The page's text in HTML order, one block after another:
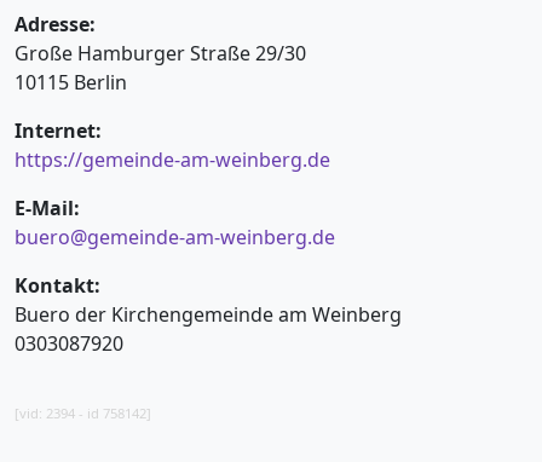
Adresse:
Große Hamburger Straße 29/30
10115 Berlin
Internet:
https://gemeinde-am-weinberg.de
E-Mail:
buero@gemeinde-am-weinberg.de
Kontakt:
Buero der Kirchengemeinde am Weinberg
0303087920
[vid: 2394 - id 758142]